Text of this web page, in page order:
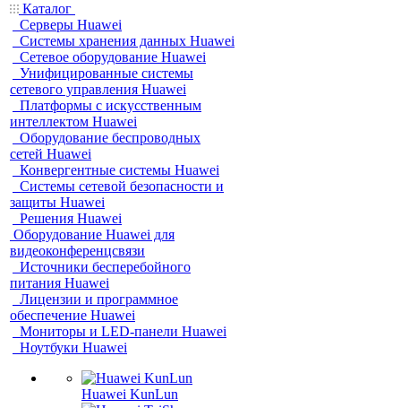
Каталог
Серверы Huawei
Системы хранения данных Huawei
Сетевое оборудование Huawei
Унифицированные системы
сетевого управления Huawei
Платформы с искусственным
интеллектом Huawei
Оборудование беспроводных
сетей Huawei
Конвергентные системы Huawei
Системы сетевой безопасности и
защиты Huawei
Решения Huawei
Оборудование Huawei для
видеоконференцсвязи
Источники бесперебойного
питания Huawei
Лицензии и программное
обеспечение Huawei
Мониторы и LED-панели Huawei
Ноутбуки Huawei
Huawei KunLun